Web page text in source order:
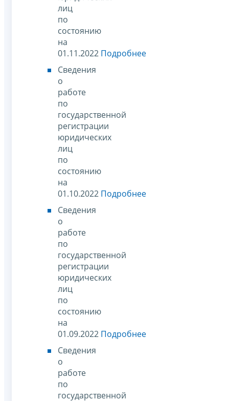
лиц
по
состоянию
на
01.11.2022 Подробнее
Сведения
о
работе
по
государственной
регистрации
юридических
лиц
по
состоянию
на
01.10.2022 Подробнее
Сведения
о
работе
по
государственной
регистрации
юридических
лиц
по
состоянию
на
01.09.2022 Подробнее
Сведения
о
работе
по
государственной